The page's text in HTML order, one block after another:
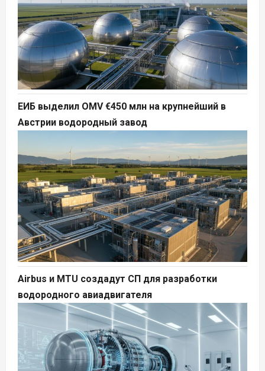
ЕИБ выделил OMV €450 млн на крупнейший в
Австрии водородный завод
Airbus и MTU создадут СП для разработки
водородного авиадвигателя